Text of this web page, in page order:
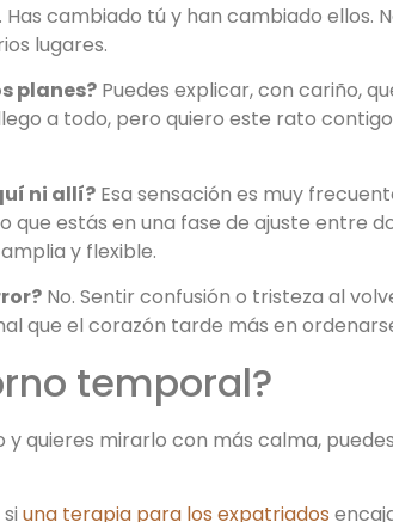
Has cambiado tú y han cambiado ellos.
lugares.
planes? Puedes explicar, con cariño,
a todo, pero quiero este rato
ni allí? Esa sensación es muy
que estás en una fase de ajuste entre
y flexible.
No. Sentir confusión o tristeza al
que el corazón tarde más en
temporal?
quieres mirarlo con más calma,
una terapia para los expatriados